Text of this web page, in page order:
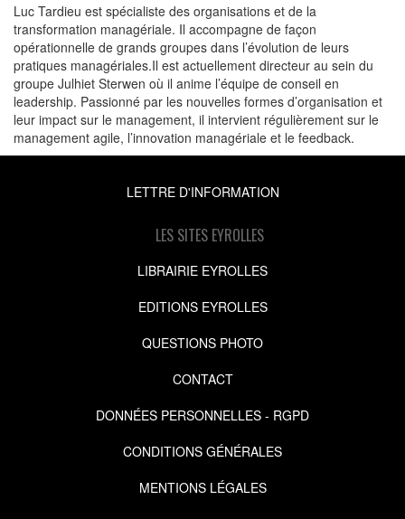
Luc Tardieu est spécialiste des organisations et de la
transformation managériale. Il accompagne de façon
opérationnelle de grands groupes dans l’évolution de leurs
pratiques managériales.Il est actuellement directeur au sein du
groupe Julhiet Sterwen où il anime l’équipe de conseil en
leadership. Passionné par les nouvelles formes d’organisation et
leur impact sur le management, il intervient régulièrement sur le
management agile, l’innovation managériale et le feedback.
LETTRE D'INFORMATION
LES SITES EYROLLES
LIBRAIRIE EYROLLES
EDITIONS EYROLLES
QUESTIONS PHOTO
CONTACT
DONNÉES PERSONNELLES - RGPD
CONDITIONS GÉNÉRALES
MENTIONS LÉGALES